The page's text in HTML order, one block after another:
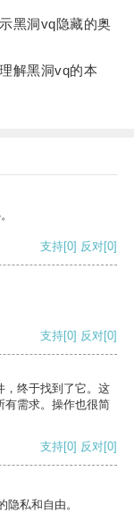
黑洞vq隐藏的奥
解黑洞vq的本
支持[0] 反对[0]
支持[0] 反对[0]
，终于找到了它。这
有需求。操作也很简
支持[0] 反对[0]
私和自由。